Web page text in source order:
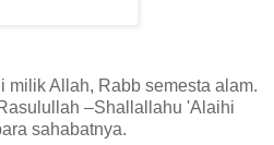
Allah, Rabb semesta alam.
–Shallallahu 'Alaihi
sahabatnya.